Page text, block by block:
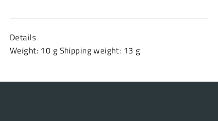
Details
Weight: 10 g Shipping weight: 13 g